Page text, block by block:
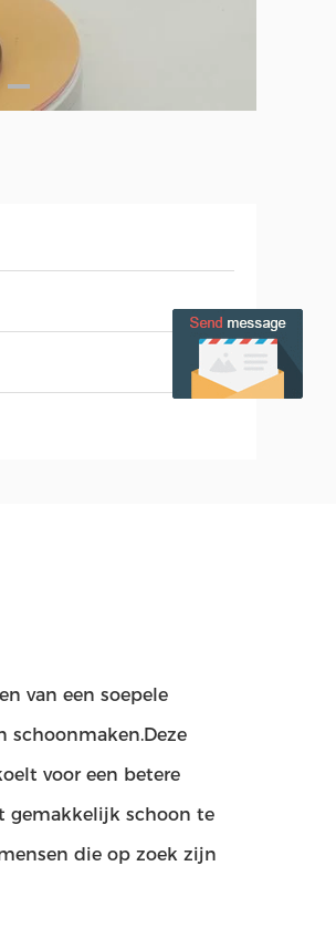
van een soepele
schoonmaken.Deze
voor een betere
gemakkelijk schoon te
die op zoek zijn